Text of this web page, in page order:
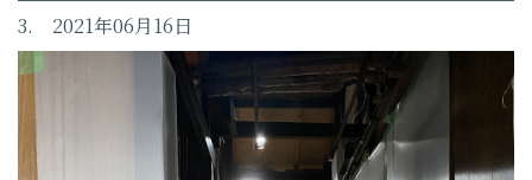
3. 2021年06月16日